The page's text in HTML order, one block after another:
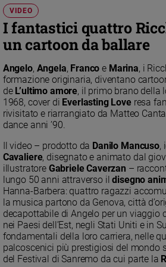
Chiesa
Fede
spiritualità
Santi
Devozione
e
fede
Parola
del
giorno
Santo
del
giorno
Società
e
valori
VIDEO
I fantastici quattro
un cartoon da ballare
Angelo, Angela, Franco e Marina, i
formazione originaria, diventano
de L’ultimo amore, il primo brano della
1968, cover di Everlasting Loveresa
rivisitato e riarrangiato da Matteo
dance anni ’90.
Il video – prodotto da Danilo Mancuso,
Cavaliere, disegnato e animato dal
illustratore Gabriele Caverzan –
lungo 50 anni attraverso ildisegno
Hanna-Barbera: quattro ragazzi
la musica partono da Genova, città
decapottabile di Angelo per un viaggio
nei Paesi dell’Est, negli Stati Uniti e in
fondamentali della loro carriera, nelle
palcoscenici più prestigiosi del mondo
del Festival di Sanremo da cui parte la